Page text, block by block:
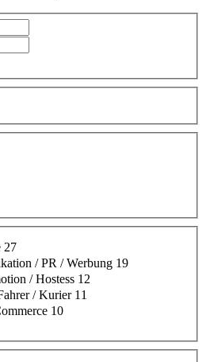
27
/ PR / Werbung 19
/ Hostess 12
/ Kurier 11
10